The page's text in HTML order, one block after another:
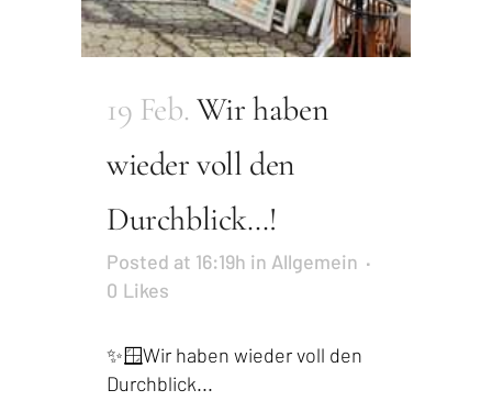
19 Feb. Wir haben
wieder voll den
Durchblick…!
Posted at 16:19h in Allgemein
0 Likes
✨🪟Wir haben wieder voll den
Durchblick...